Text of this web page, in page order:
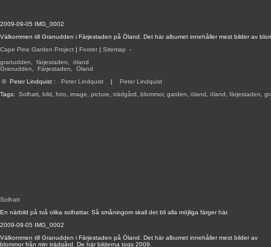
2009-09-05 IMG_0002
Välkommen till Granudden i Färjestaden på Öland. Det här albumet innehåller mest bilder av
Cape Pine Garden Project | Footer | Sitemap -
granudden
färjestaden
öland
Granudden
Färjestaden
Öland
© Peter Lindquist : Peter Lindquist | Peter Lindquist
Tags: Solhatt bild foto image picture trädgård blommor, garden öland öland färjestaden
Solhatt
En närbild på två olika solhattar. Så småningom skall det bli alla möjliga färger här.
2009-09-05 IMG_0002
Välkommen till Granudden i Färjestaden på Öland. Det här albumet innehåller mest bilder av
blommor från min trädgård. De här bilderna togs 2009.